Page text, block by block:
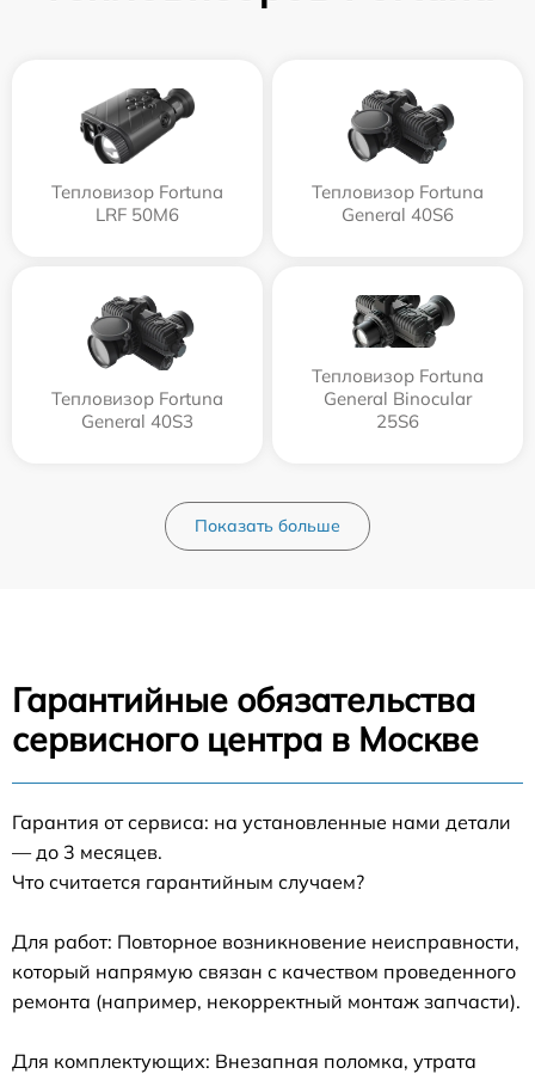
Тепловизор Fortuna
LRF 50M6
Тепловизор Fortuna
General 40S6
Тепловизор Fortuna
General 40S3
Тепловизор Fortuna
General Binocular
25S6
Показать больше
Гарантийные обязательства
сервисного центра в Москве
Гарантия от сервиса: на установленные нами детали
— до 3 месяцев.
Что считается гарантийным случаем?
Для работ: Повторное возникновение неисправности,
который напрямую связан с качеством проведенного
ремонта (например, некорректный монтаж запчасти).
Для комплектующих: Внезапная поломка, утрата